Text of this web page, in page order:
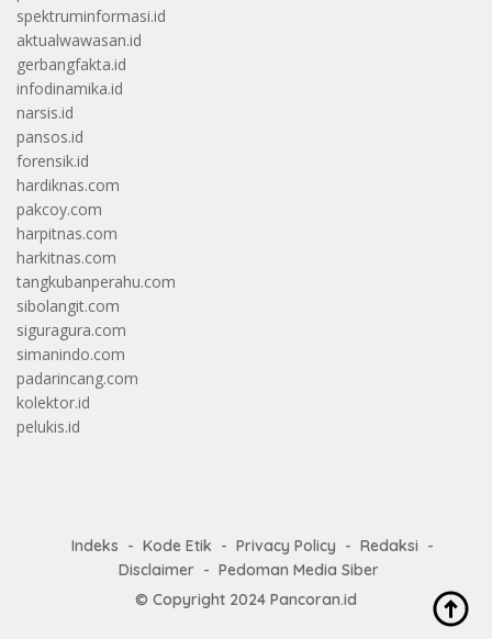
spektruminformasi.id
aktualwawasan.id
gerbangfakta.id
infodinamika.id
narsis.id
pansos.id
forensik.id
hardiknas.com
pakcoy.com
harpitnas.com
harkitnas.com
tangkubanperahu.com
sibolangit.com
siguragura.com
simanindo.com
padarincang.com
kolektor.id
pelukis.id
Indeks Kode Etik Privacy Policy
Redaksi
Disclaimer
Pedoman Media Siber
© Copyright 2024 Pancoran.id